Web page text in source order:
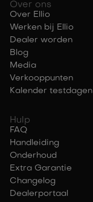
Over ons
Over Ellio
Werken bij Ellio
Dealer worden
Blog
Media
Verkooppunten
Kalender testdagen
Hulp
FAQ
Handleiding
Onderhoud
Extra Garantie
Changelog
Dealerportaal